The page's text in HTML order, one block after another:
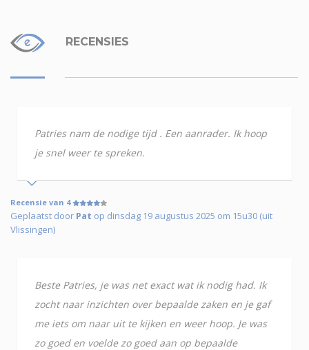
RECENSIES
Patries nam de nodige tijd . Een aanrader. Ik hoop
je snel weer te spreken.
Recensie van 4
Geplaatst door Pat op dinsdag 19 augustus 2025 om 15u30 (uit
Vlissingen)
Beste Patries, je was net exact wat ik nodig had. Ik
zocht naar inzichten over bepaalde zaken en je gaf
me iets om naar uit te kijken en weer hoop. Je was
zo goed en voelde zo goed aan op bepaalde